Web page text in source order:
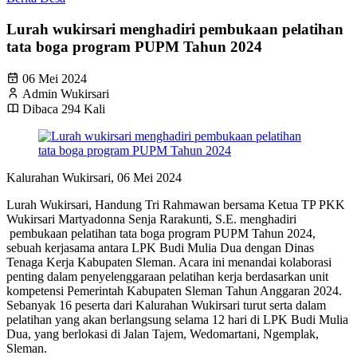
Lurah wukirsari menghadiri pembukaan pelatihan
tata boga program PUPM Tahun 2024
06 Mei 2024
Admin Wukirsari
Dibaca 294 Kali
Kalurahan Wukirsari, 06 Mei 2024
Lurah Wukirsari, Handung Tri Rahmawan bersama Ketua TP PKK
Wukirsari Martyadonna Senja Rarakunti, S.E. menghadiri
pembukaan pelatihan tata boga program PUPM Tahun 2024,
sebuah kerjasama antara LPK Budi Mulia Dua dengan Dinas
Tenaga Kerja Kabupaten Sleman. Acara ini menandai kolaborasi
penting dalam penyelenggaraan pelatihan kerja berdasarkan unit
kompetensi Pemerintah Kabupaten Sleman Tahun Anggaran 2024.
Sebanyak 16 peserta dari Kalurahan Wukirsari turut serta dalam
pelatihan yang akan berlangsung selama 12 hari di LPK Budi Mulia
Dua, yang berlokasi di Jalan Tajem, Wedomartani, Ngemplak,
Sleman.